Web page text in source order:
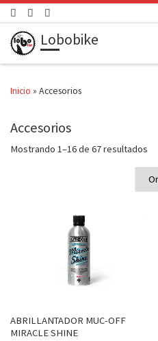
Saltar al contenido
Lobobike
Inicio » Accesorios
Accesorios
Mostrando 1–16 de 67 resultados
ABRILLANTADOR MUC-OFF
MIRACLE SHINE